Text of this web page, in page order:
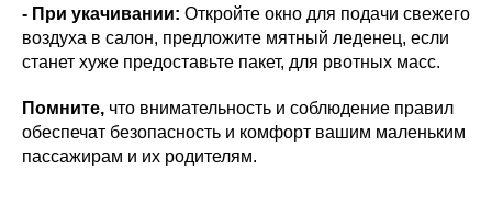
- При укачивании: Откройте окно для подачи свежего
воздуха в салон, предложите мятный леденец, если
станет хуже предоставьте пакет, для рвотных масс.
Помните, что внимательность и соблюдение правил
обеспечат безопасность и комфорт вашим маленьким
пассажирам и их родителям.